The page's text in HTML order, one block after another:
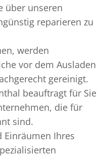
über unseren
reparieren zu
werden
vor dem Ausladen
gereinigt.
beauftragt für Sie
die für
sind.
Einräumen Ihres